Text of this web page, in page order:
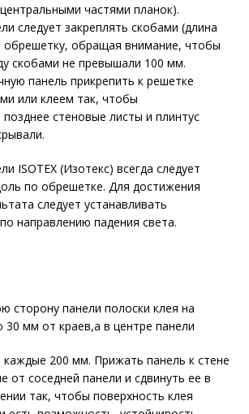
частями планок).
следует закреплять скобами (длина
обрешетку, обращая внимание, чтобы
скобами не превышали 100 мм.
панель прикрепить к решетке
или клеем так, чтобы
стеновые листы и плинтус
ISOTEX (Изотекс) всегда следует
по обрешетке. Для достижения
следует устанавливать
направлению падения света.
сторону панели полоски клея на
30 мм от краев,а в центре панели
каждые 200 мм. Прижать панель к стене
от соседней панели и сдвинуть ее в
так, чтобы поверхность клея